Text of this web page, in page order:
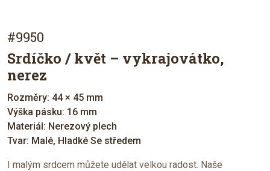
#9950
Srdíčko / květ – vykrajovátko,
nerez
Rozměry: 44 × 45 mm
Výška pásku: 16 mm
Materiál: Nerezový plech
Tvar: Malé, Hladké Se středem
I malým srdcem můžete udělat velkou radost. Naše